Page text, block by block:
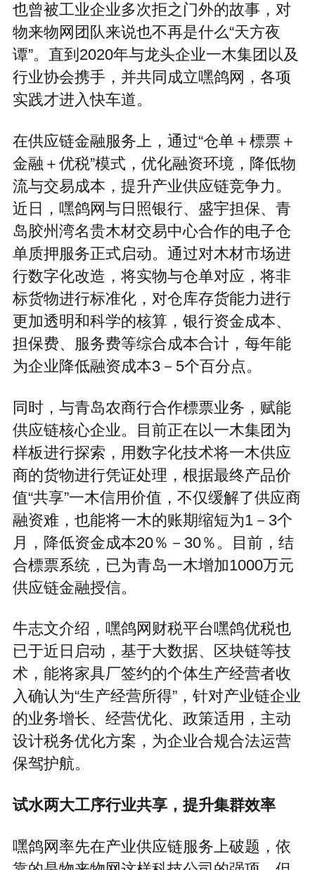
也曾被工业企业多次拒之门外的故事，对
物来物网团队来说也不再是什么“天方夜
谭”。直到2020年与龙头企业一木集团以及
行业协会携手，并共同成立嘿鸽网，各项
实践才进入快车道。
在供应链金融服务上，通过“仓单＋標票＋
金融＋优税”模式，优化融资环境，降低物
流与交易成本，提升产业供应链竞争力。
近日，嘿鸽网与日照银行、盛宇担保、青
岛胶州湾名贵木材交易中心合作的电子仓
单质押服务正式启动。通过对木材市场进
行数字化改造，将实物与仓单对应，将非
标货物进行标准化，对仓库存货能力进行
更加透明和科学的核算，银行资金成本、
担保费、服务费等综合成本合计，每年能
为企业降低融资成本3－5个百分点。
同时，与青岛农商行合作標票业务，赋能
供应链核心企业。目前正在以一木集团为
样板进行探索，用数字化技术将一木供应
商的货物进行凭证处理，根据最终产品价
值“共享”一木信用价值，不仅缓解了供应商
融资难，也能将一木的账期缩短为1－3个
月，降低资金成本20％－30％。目前，结
合標票系统，已为青岛一木增加1000万元
供应链金融授信。
牛志文介绍，嘿鸽网财税平台嘿鸽优税也
已于近日启动，基于大数据、区块链等技
术，能将家具厂签约的个体生产经营者收
入确认为“生产经营所得”，针对产业链企业
的业务增长、经营优化、政策适用，主动
设计税务优化方案，为企业合规合法运营
保驾护航。
试水两大工序行业共享，提升集群效率
嘿鸽网率先在产业供应链服务上破题，依